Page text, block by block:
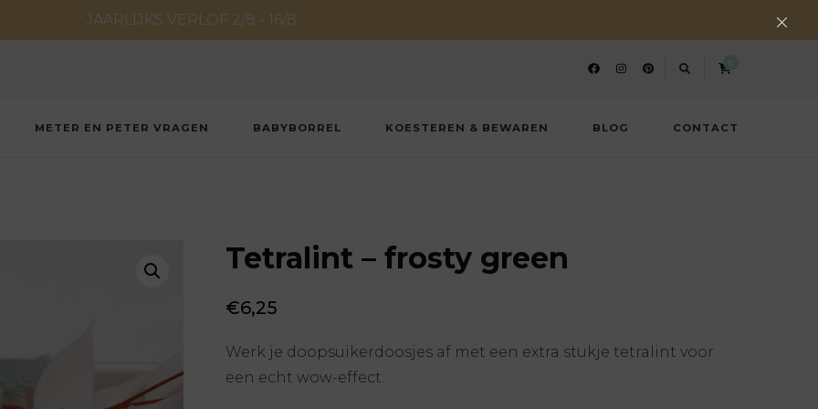
JAARLIJKS VERLOF 2/8 - 16/8
METER EN PETER VRAGEN BABYBORREL KOESTEREN & BEWAREN BLOG CONTACT
Tetralint – frosty green
€6,25
Werk je doopsuikerdoosjes af met een extra stukje tetralint voor
een echt wow-effect.